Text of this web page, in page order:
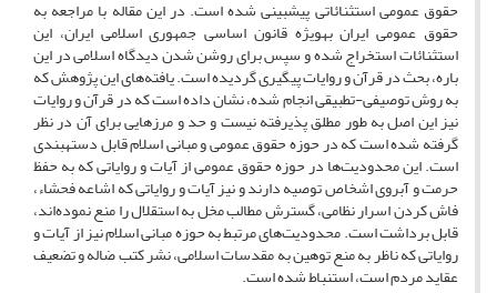
حقوق عمومی استثنائاتی پیش­بینی شده است. در این مقاله با مراجعه به
حقوق عمومی ایران به­ویژه قانون اساسی جمهوری اسلامی ایران، این
استثنائات استخراج شده و سپس برای روشن شدن دیدگاه اسلامی در این
باره، بحث در قرآن و روایات پی­گیری گردیده است. یافته‌های این پژوهش که
به روش توصیفی-تطبیقی انجام شده، نشان داده است که در قرآن و روایات
نیز این اصل به طور مطلق پذیرفته نیست و حد و مرزهایی برای آن در نظر
گرفته شده است که در حوزه حقوق عمومی و مبانی اسلام قابل دسته­بندی
است. این محدودیت‌ها در حوزه حقوق عمومی از آیات و روایاتی که به حفظ
حرمت و آبروی اشخاص توصیه دارند و نیز آیات و روایاتی که اشاعه فحشاء،
فاش کردن اسرار نظامی، گسترش مطالب مخل به استقلال را منع نموده‌اند،
قابل برداشت است. محدودیت‌های مرتبط به حوزه مبانی اسلام نیز از آیات و
روایاتی که ناظر به منع توهین به مقدسات اسلامی، نشر کتب ضاله و تضعیف
عقاید مردم است، استنباط شده است.